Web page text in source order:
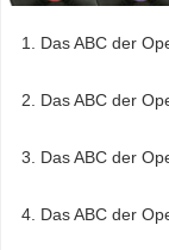
Das ABC der
Das ABC der
Das ABC der
Das ABC der